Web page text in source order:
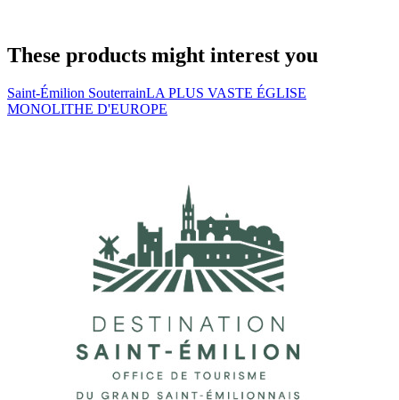
These products might interest you
Saint-Émilion SouterrainLA PLUS VASTE ÉGLISE
MONOLITHE D'EUROPE